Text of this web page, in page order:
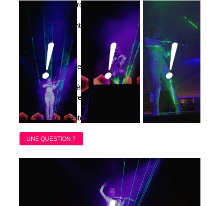
machine à brouillard
climatisation durant le
numéro
Autre formule
possible :violoniste
électro avec robe
lumineuse (sur scène
et en déambulatoire)
Durée :7 à 8 minutes
UNE QUESTION ?